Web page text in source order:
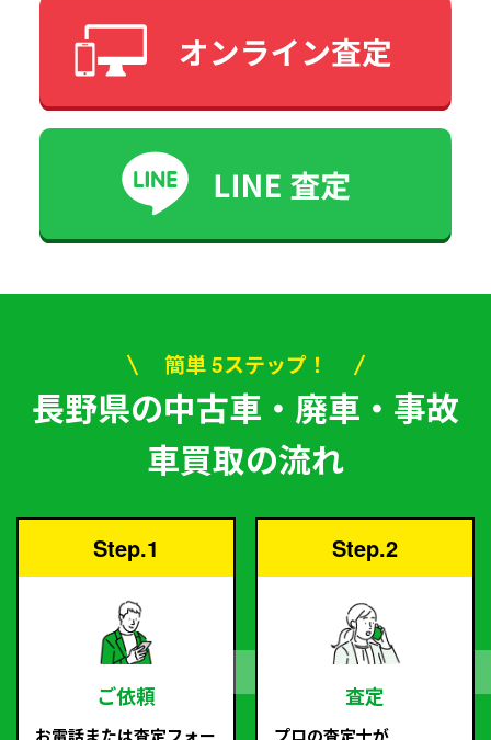
簡単 5ステップ！
長野県の中古車・廃車・事故
車買取の流れ
Step.1
ご依頼
Step.2
査定